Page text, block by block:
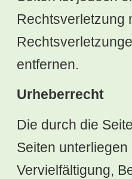
Rechtsverletzung
entfernen.
Urheberrecht
Die durch die
Seiten
Vervielfältigung,